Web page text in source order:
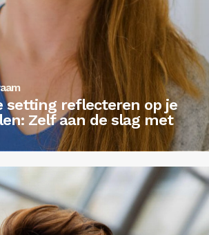
setting reflecteren op je
Zelf aan de slag met